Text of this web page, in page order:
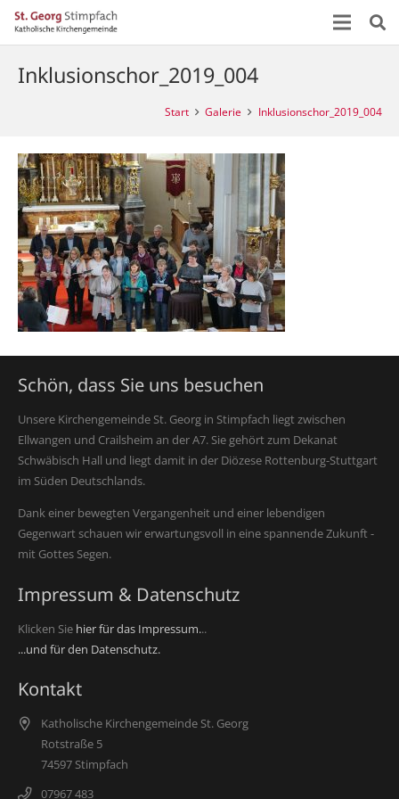
Inklusionschor_2019_004
Start Galerie Inklusionschor_2019_004
Schön, dass Sie uns besuchen
Unsere Kirchengemeinde St. Georg in Stimpfach liegt zwischen
Ellwangen und Crailsheim an der A7. Sie gehört zum Dekanat
Schwäbisch Hall und liegt damit in der Diözese Rottenburg-Stuttgart
im Süden Deutschlands.
Dank einer bewegten Vergangenheit und einer lebendigen
Gegenwart schauen wir erwartungsvoll in eine spannende Zukunft -
mit Gottes Segen.
Impressum & Datenschutz
Klicken Sie hier für das Impressum...
...und für den Datenschutz.
Kontakt
Katholische Kirchengemeinde St. Georg
Rotstraße 5
74597 Stimpfach
07967 483